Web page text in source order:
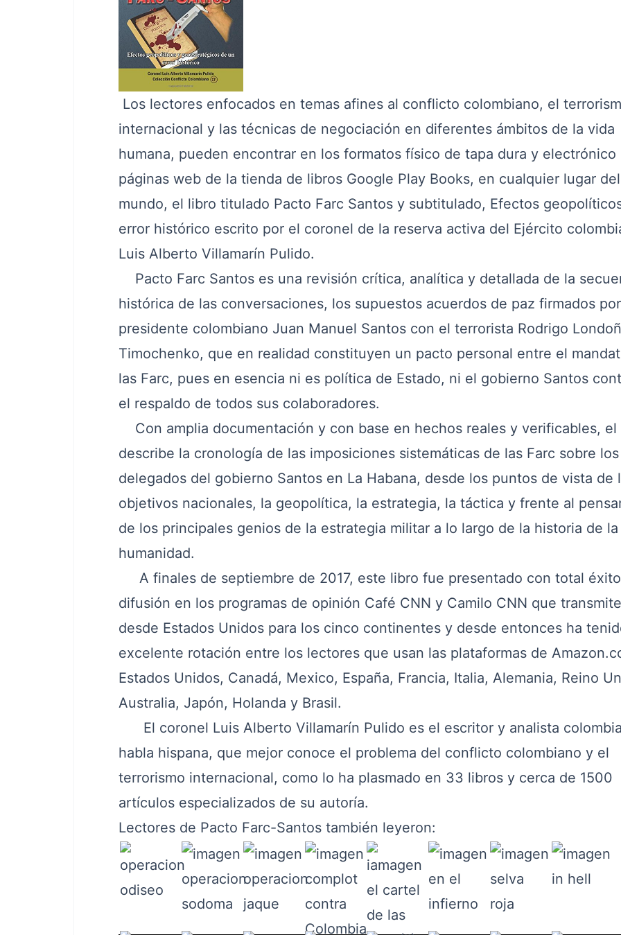
Los lectores enfocados en temas afines al conflicto colombiano, el
internacional y las técnicas de negociación en diferentes ámbitos de la vida
humana, pueden encontrar en los formatos físico de tapa dura y electrónico
páginas web de la tienda de libros Google Play Books, en cualquier lugar del
mundo, el libro titulado Pacto Farc Santos y subtitulado, Efectos
error histórico escrito por el coronel de la reserva activa del Ejército
Luis Alberto Villamarín Pulido.
Pacto Farc Santoses una revisión crítica, analítica y detallada de la
histórica de las conversaciones, los supuestos acuerdos de paz firmados
presidente colombiano Juan Manuel Santos con el terrorista Rodrigo
Timochenko, que en realidad constituyen un pacto personal entre el
las Farc, pues en esencia ni es política de Estado, ni el gobierno Santos
el respaldo de todos sus colaboradores.
Con amplia documentación y con base en hechos reales y verificables, el
describe la cronología de las imposiciones sistemáticas de las Farc sobre los
delegados del gobierno Santos en La Habana, desde los puntos de vista de
objetivos nacionales, la geopolítica, la estrategia, la táctica y frente al
de los principales genios de la estrategia militar a lo largo de la historia de la
humanidad.
A finales de septiembre de 2017, este libro fue presentado con total
difusión en los programas de opinión Café CNN y Camilo CNN que transmite
desde Estados Unidos para los cinco continentes y desde entonces ha
excelente rotación entre los lectores que usan las plataformas de
Estados Unidos, Canadá, Mexico, España, Francia, Italia, Alemania, Reino
Australia, Japón, Holanda y Brasil.
El coronel Luis Alberto Villamarín Pulido es el escritor y analista
habla hispana, que mejor conoce el problema del conflicto colombiano y el
terrorismo internacional, como lo ha plasmado en 33 libros y cerca de 1500
artículos especializados de su autoría.
Lectores de Pacto Farc-Santos también leyeron: